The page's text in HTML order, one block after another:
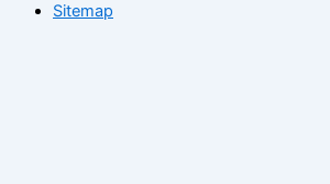
Sitemap